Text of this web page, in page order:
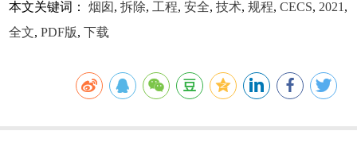
本文关键词：烟囱,拆除,工程,安全,技术,规程,CECS,2021,
全文,PDF版,下载